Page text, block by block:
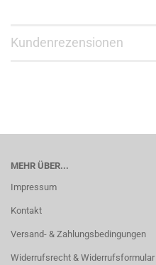
Kundenrezensionen
MEHR ÜBER...
Impressum
Kontakt
Versand- & Zahlungsbedingungen
Widerrufsrecht & Widerrufsformular